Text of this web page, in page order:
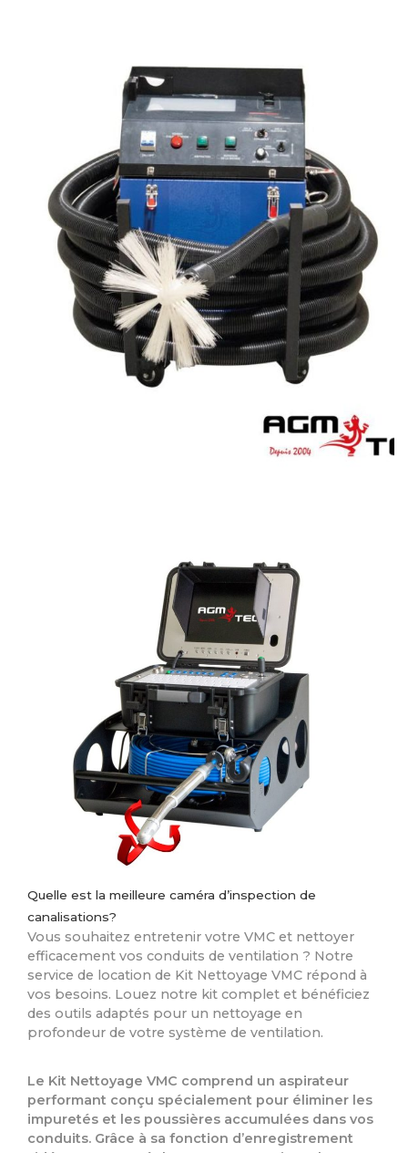
Quelle est la meilleure caméra d’inspection de
canalisations?
Vous souhaitez entretenir votre VMC et nettoyer
efficacement vos conduits de ventilation ? Notre
service de location de Kit Nettoyage VMC répond à
vos besoins. Louez notre kit complet et bénéficiez
des outils adaptés pour un nettoyage en
profondeur de votre système de ventilation.
Le Kit Nettoyage VMC comprend un aspirateur
performant conçu spécialement pour éliminer les
impuretés et les poussières accumulées dans vos
conduits. Grâce à sa fonction d’enregistrement